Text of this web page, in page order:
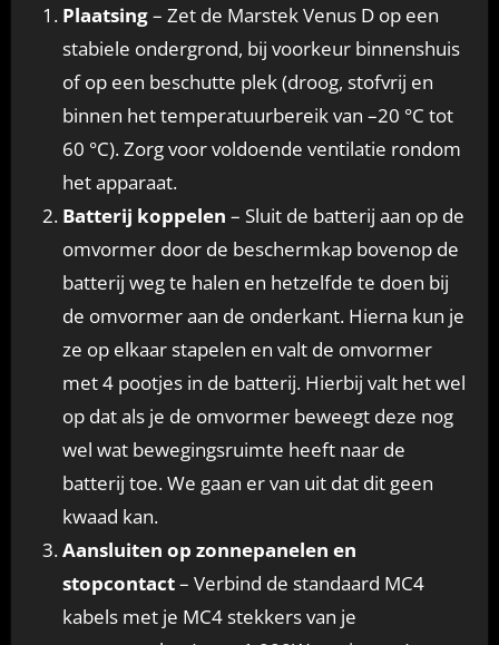
Plaatsing– Zet de Marstek Venus D op een
stabiele ondergrond, bij voorkeur binnenshuis
of op een beschutte plek (droog, stofvrij en
binnen het temperatuurbereik van –20 °C tot
60 °C). Zorg voor voldoende ventilatie rondom
het apparaat.
Batterij koppelen – Sluit de batterij aan op de
omvormer door de beschermkap bovenop de
batterij weg te halen en hetzelfde te doen bij
de omvormer aan de onderkant. Hierna kun je
ze op elkaar stapelen en valt de omvormer
met 4 pootjes in de batterij. Hierbij valt het wel
op dat als je de omvormer beweegt deze nog
wel wat bewegingsruimte heeft naar de
batterij toe. We gaan er van uit dat dit geen
kwaad kan.
Aansluiten op zonnepanelen en
stopcontact– Verbind de standaard MC4
kabels met je MC4 stekkers van je